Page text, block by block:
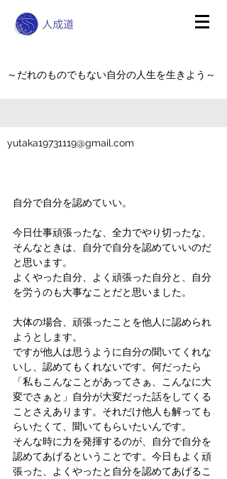
～だれのものでもない自分の人生を生きよう～
yutaka19731119@gmail.com
自分で自分を認めていい。
今日仕事頑張ったな、全力でやり切ったな、
そんなときは、自分で自分を認めていいのだ
と思います。
よくやった自分、よく頑張った自分と、自分
を労うのも大事なことだと思いました。
大体の場合、頑張ったことを他人に認められ
ようとします。
ですが他人は思うように自分の聞いてくれな
いし、認めてもくれないです。何だったら
「私もこんなことがあってさぁ、こんなに大
変でさぁと」自分が大変だった話をしてくる
ことさえあります。それだけ他人も解っても
らいたくて、聞いてもらいたいんです。
そんな時に力を発揮するのが、自分で自分を
認めてあげるということです。今日もよく頑
張った、よくやったと自分を認めてあげるこ